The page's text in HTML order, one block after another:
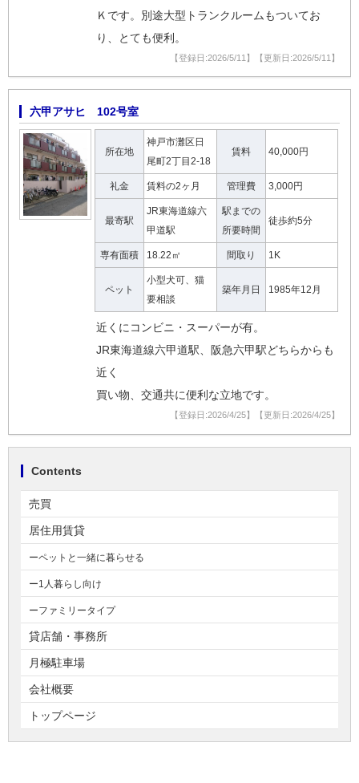
Ｋです。別途大型トランクルームもついてお
り、とても便利。
【登録日:2026/5/11】【更新日:2026/5/11】
六甲アサヒ 102号室
所在地
神戸市灘区日
尾町2丁目2-18
賃料 40,000円
礼金 賃料の2ヶ月 管理費 3,000円
最寄駅
JR東海道線六
甲道駅
駅までの
所要時間
徒歩約5分
専有面積 18.22㎡ 間取り 1K
ペット
小型犬可、猫
要相談
築年月日 1985年12月
近くにコンビニ・スーパーが有。
JR東海道線六甲道駅、阪急六甲駅どちらからも
近く
買い物、交通共に便利な立地です。
【登録日:2026/4/25】【更新日:2026/4/25】
Contents
売買
居住用賃貸
ーペットと一緒に暮らせる
ー1人暮らし向け
ーファミリータイプ
貸店舗・事務所
月極駐車場
会社概要
トップページ